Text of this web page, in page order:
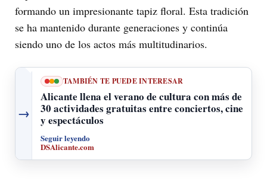
formando un impresionante tapiz floral. Esta tradición
se ha mantenido durante generaciones y continúa
siendo uno de los actos más multitudinarios.
→
TAMBIÉN TE PUEDE INTERESAR
Alicante llena el verano de cultura con más de
30 actividades gratuitas entre conciertos, cine
y espectáculos
Seguir leyendo
DSAlicante.com